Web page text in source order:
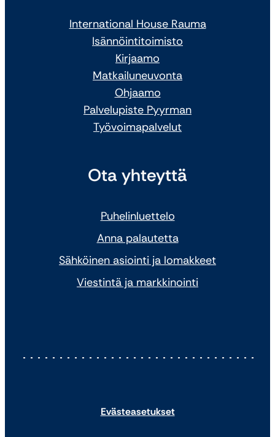
International House Rauma
Isännöintitoimisto
Kirjaamo
Matkailuneuvonta
Ohjaamo
Palvelupiste Pyyrman
Työvoimapalvelut
Ota yhteyttä
Puhelinluettelo
Anna palautetta
Sähköinen asiointi ja lomakkeet
Viestintä ja markkinointi
Evästeasetukset